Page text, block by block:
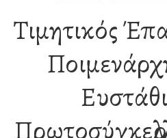
Τιμητικός